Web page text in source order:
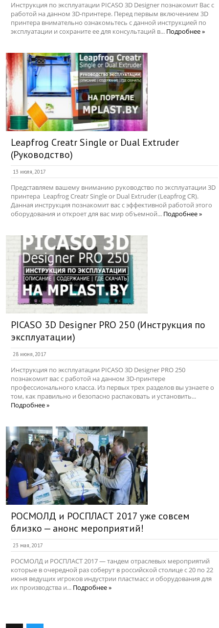
Инструкция по эксплуатации PICASO 3D Designer познакомит Вас с
работой на данном 3D-принтере. Перед первым включением 3D
принтера внимательно ознакомьтесь с данной инструкцией по
эксплуатации и сохраните ее для консультаций в... Подробнее »
Leapfrog Creatr Single or Dual Extruder
(Руководство)
13 июля, 2017
Представляем вашему вниманию руководство по эксплуатации 3D
принтера Leapfrog Creatr Single or Dual Extruder (Leapfrog CR).
Данная инструкция познакомит вас с эффективной работой этого
оборудования и откроет для вас мир объемной... Подробнее »
PICASO 3D Designer PRO 250 (Инструкция по
эксплуатации)
28 июня, 2017
Инструкция по эксплуатации PICASO 3D Designer PRO 250
познакомит вас с работой на данном 3D-принтере
профессионального класса. Из первых трех разделов вы узнаете о
том, как правильно и безопасно распаковать и установить...
Подробнее »
РОСМОЛД и РОСПЛАСТ 2017 уже совсем
близко — анонс мероприятий!
23 мая, 2017
РОСМОЛД и РОСПЛАСТ 2017 — тандем отраслевых мероприятий
которые в очередной раз соберут в российской столице с 20 по 22
июня ведущих игроков индустрии пластмасс и оборудования для
их производства и... Подробнее »